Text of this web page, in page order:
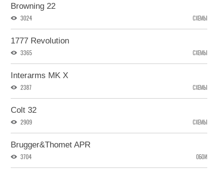
Browning 22
3024 СХЕМЫ
1777 Revolution
3365 СХЕМЫ
Interarms MK X
2387 СХЕМЫ
Colt 32
2909 СХЕМЫ
Brugger&Thomet APR
3704 ОБОИ